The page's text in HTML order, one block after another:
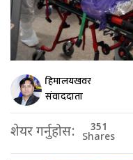
हिमालयखवर
संवाददाता
शेयर गर्नुहोस: 351
Shares